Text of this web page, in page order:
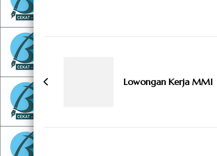
Lowongan Kerja MMI